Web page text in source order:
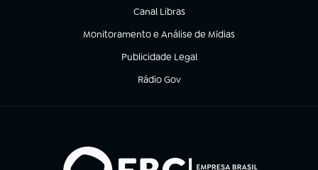
Canal Libras
(abre em nova aba)
Monitoramento e Análise de Mídias
(abre em nova aba)
Publicidade Legal
(abre em nova aba)
Rádio Gov
(abre em nova aba)